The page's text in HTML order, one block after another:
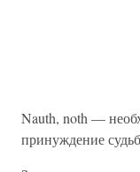
Nauth, noth —
принуждение